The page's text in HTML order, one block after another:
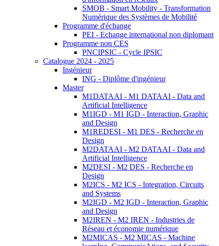
SMOB - Smart Mobility - Transformation
Numérique des Systèmes de Mobilité
Programme d'échange
PEI - Echange international non diplomant
Programme non CES
PNCIPSIC - Cycle IPSIC
Catalogue 2024 - 2025
Ingénieur
ING - Diplôme d'ingénieur
Master
M1DATAAI - M1 DATAAI - Data and
Artificial Intelligence
M1IGD - M1 IGD - Interaction, Graphic
and Design
M1REDESI - M1 DES - Recherche en
Design
M2DATAAI - M2 DATAAI - Data and
Artificial Intelligence
M2DESI - M2 DES - Recherche en
Design
M2ICS - M2 ICS - Integration, Circuits
and Systems
M2IGD - M2 IGD - Interaction, Graphic
and Design
M2IREN - M2 IREN - Industries de
Réseau et économie numérique
M2MICAS - M2 MICAS - Machine